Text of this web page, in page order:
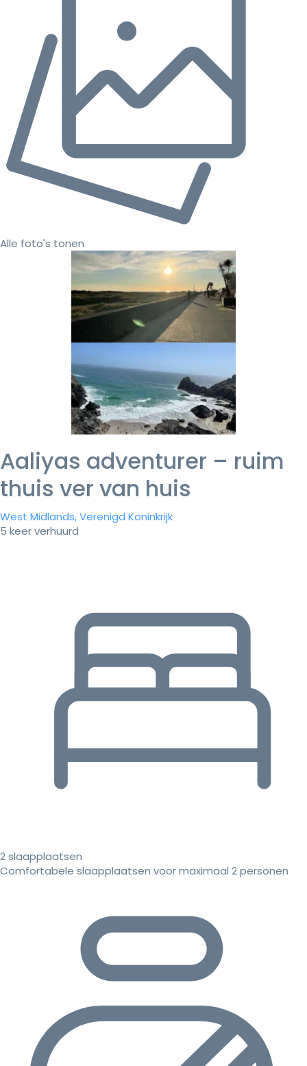
Alle foto's tonen
Aaliyas adventurer – ruim
thuis ver van huis
West Midlands, Verenigd Koninkrijk
5 keer verhuurd
2 slaapplaatsen
Comfortabele slaapplaatsen voor maximaal 2 personen